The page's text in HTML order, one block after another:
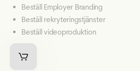
Beställ Employer Branding
Beställ rekryteringstjänster
Beställ videoproduktion